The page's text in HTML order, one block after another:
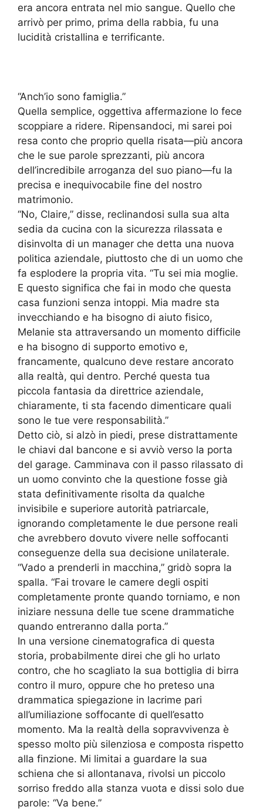
era ancora entrata nel mio sangue. Quello che
arrivò per primo, prima della rabbia, fu una
lucidità cristallina e terrificante.
“Anch’io sono famiglia.”
Quella semplice, oggettiva affermazione lo fece
scoppiare a ridere. Ripensandoci, mi sarei poi
resa conto che proprio quella risata—più ancora
che le sue parole sprezzanti, più ancora
dell’incredibile arroganza del suo piano—fu la
precisa e inequivocabile fine del nostro
matrimonio.
“No, Claire,” disse, reclinandosi sulla sua alta
sedia da cucina con la sicurezza rilassata e
disinvolta di un manager che detta una nuova
politica aziendale, piuttosto che di un uomo che
fa esplodere la propria vita. “Tu sei mia moglie.
E questo significa che fai in modo che questa
casa funzioni senza intoppi. Mia madre sta
invecchiando e ha bisogno di aiuto fisico,
Melanie sta attraversando un momento difficile
e ha bisogno di supporto emotivo e,
francamente, qualcuno deve restare ancorato
alla realtà, qui dentro. Perché questa tua
piccola fantasia da direttrice aziendale,
chiaramente, ti sta facendo dimenticare quali
sono le tue vere responsabilità.”
Detto ciò, si alzò in piedi, prese distrattamente
le chiavi dal bancone e si avviò verso la porta
del garage. Camminava con il passo rilassato di
un uomo convinto che la questione fosse già
stata definitivamente risolta da qualche
invisibile e superiore autorità patriarcale,
ignorando completamente le due persone reali
che avrebbero dovuto vivere nelle soffocanti
conseguenze della sua decisione unilaterale.
“Vado a prenderli in macchina,” gridò sopra la
spalla. “Fai trovare le camere degli ospiti
completamente pronte quando torniamo, e non
iniziare nessuna delle tue scene drammatiche
quando entreranno dalla porta.”
In una versione cinematografica di questa
storia, probabilmente direi che gli ho urlato
contro, che ho scagliato la sua bottiglia di birra
contro il muro, oppure che ho preteso una
drammatica spiegazione in lacrime pari
all’umiliazione soffocante di quell’esatto
momento. Ma la realtà della sopravvivenza è
spesso molto più silenziosa e composta rispetto
alla finzione. Mi limitai a guardare la sua
schiena che si allontanava, rivolsi un piccolo
sorriso freddo alla stanza vuota e dissi solo due
parole: “Va bene.”